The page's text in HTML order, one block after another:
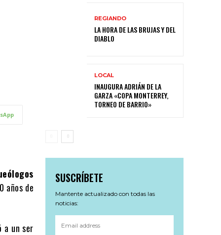
años de
a un ser
REGIANDO
LA HORA DE LAS BRUJAS Y DEL
DIABLO
LOCAL
INAUGURA ADRIÁN DE LA
GARZA «COPA MONTERREY,
TORNEO DE BARRIO»
SUSCRÍBETE
Mantente actualizado con todas las
noticias: